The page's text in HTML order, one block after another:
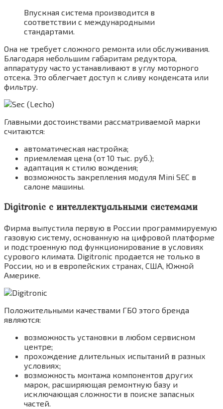
Впускная система производится в
соответствии с международными
стандартами.
Она не требует сложного ремонта или обслуживания.
Благодаря небольшим габаритам редуктора,
аппаратуру часто устанавливают в углу моторного
отсека. Это облегчает доступ к сливу конденсата или
фильтру.
Главными достоинствами рассматриваемой марки
считаются:
автоматическая настройка;
приемлемая цена (от 10 тыс. руб.);
адаптация к стилю вождения;
возможность закрепления модуля Mini SEC в
салоне машины.
Digitronic с интеллектуальными системами
Фирма выпустила первую в России программируемую
газовую систему, основанную на цифровой платформе
и подстроенную под функционирование в условиях
сурового климата. Digitronic продается не только в
России, но и в европейских странах, США, Южной
Америке.
Положительными качествами ГБО этого бренда
являются:
возможность установки в любом сервисном
центре;
прохождение длительных испытаний в разных
условиях;
возможность монтажа компонентов других
марок, расширяющая ремонтную базу и
исключающая сложности в поиске запасных
частей.